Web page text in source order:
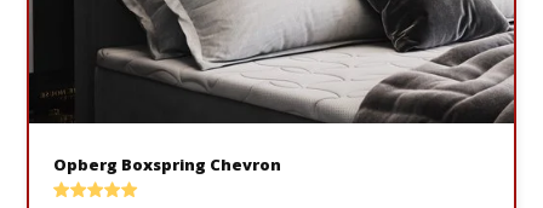
Opberg Boxspring Chevron